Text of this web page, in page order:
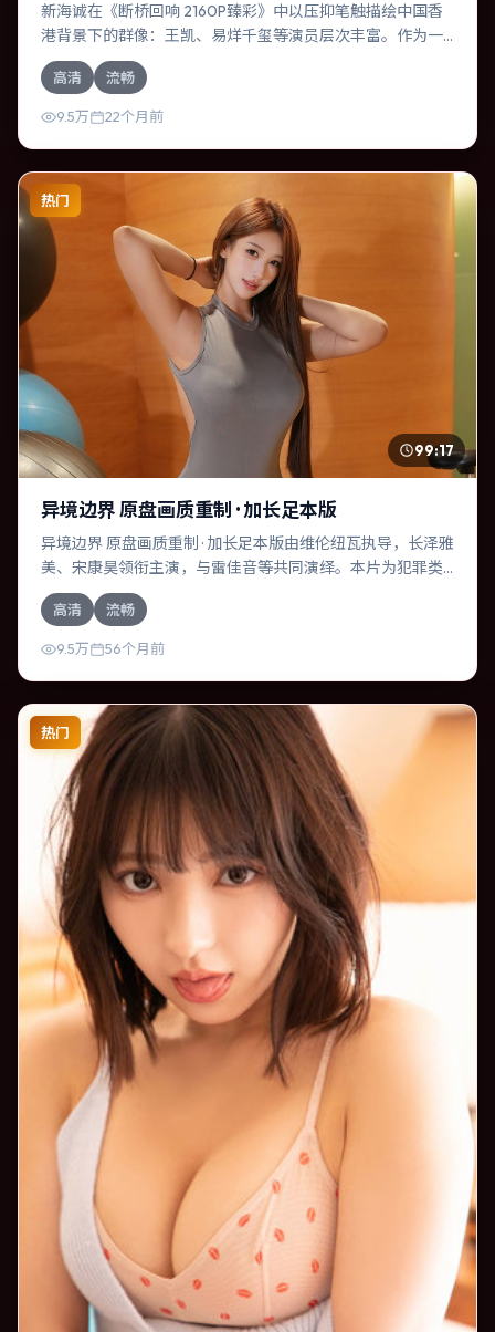
新海诚在《断桥回响 2160P臻彩》中以压抑笔触描绘中国香
港背景下的群像：王凯、易烊千玺等演员层次丰富。作为一
部科幻作品，故事从日常裂缝切入，逐步推向不可逆转的结
局；视听语言统一，情感落点克制有力。
高清 流畅
9.5万 22个月前
热门
99:17
异境边界 原盘画质重制 · 加长足本版
异境边界 原盘画质重制 · 加长足本版由维伦纽瓦执导，长泽雅
美、宋康昊领衔主演，与雷佳音等共同演绎。本片为犯罪类
型，主要班底与取景来自加拿大。人工智能介入司法审判，
人性边界遭遇拷问。影片整体气质克制，节奏紧凑，人物动
机清晰，适合喜欢强情节与细腻表演的观众。
高清 流畅
9.5万 56个月前
热门